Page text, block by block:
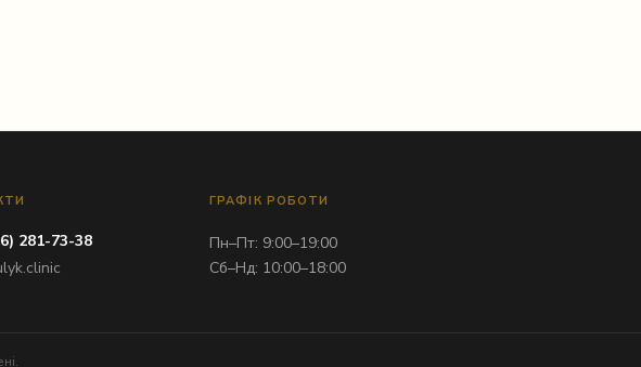
281-73-38
ГРАФІК РОБОТИ
Пн–Пт: 9:00–19:00
Сб–Нд: 10:00–18:00